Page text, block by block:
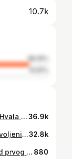
10.7k
89.19%
10.81%
Komad duse sam ostavila ovde... ❤️ Hvala mojim genijalnim momcima @stefanseethaler i @danyi___ na savrsenom aranzmanu i podrsci, a posebno hvala tebi @mrssladjanamandic na emociji, na vizuelnoj inspiraciji, na OVAKVOJ pesmi 🥹🙏 Jedva cekam da cujem vase impresije 🍀 Osluskujem ❤️ Ps. @dmakeupns POKIDALA SI ZENO! 🔥36.9k
Dugo trazeni, jedva cekani, zeljeni, voljeni *** TEMU HAUL! *** Sve sto vas zanima pisite, pitajte, pokusacu da vam pomognem i resim nedoumice. Nisam vam ostavljala pojedinacne sifre i cene, jer je svegaaa previse- mozete uvek u aplikaciji pretrazivati po slikama- ali vam mogu reci da NIJEDAN komad koji vidite nije presao 11€. Cene takodje umeju da variraju u zavisnosti od velicina, boja, popularnosti pa nekada prosto treba biti mudar i pratiti kako se krecu i pecati akcije. Utisci? 🥰🤩 Ja sam ODUSEVLJENA!!! 🥳 #temu #temuhaul32.8k
Znate onaj osecaj kad vas pesma od prvog slusanja najezi do kosti i svako sledece slusanje je sve intenzivniji i dublji i potpuniji dozivljaj?! 🙏 Ako sam uspela bar deo tog prejakog emotivnog dozivljaja da vam prenesem- najsrecnija sam na svetu! A tebi draga divna imenjakinjo @jovana___pajic cestitam OD SRCA OVAKO VELIKI! comeback, ovo nije pesma- ovo je CISTA LJUBAV!! ❤️ @baneopacic Pisite mi utiske 🙏🥹 Ps. I OF KORS zadnjih par sekudni- tipicna JOVANA ( JA Jovana, ne Pajic Jovana 🤭🙌🤩) #ludilomoje 880